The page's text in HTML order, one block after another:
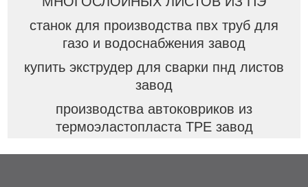
станок для производства пвх труб для
газо и водоснабжения завод
купить экструдер для сварки пнд листов
завод
производства автоковриков из
термоэластопласта TPE завод